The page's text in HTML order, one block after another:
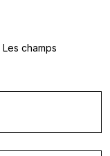
Les champs